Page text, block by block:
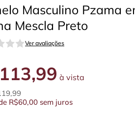
Masculino Pzama
Mescla Preto
Ver avaliações
à vista
R$60,00 sem juros